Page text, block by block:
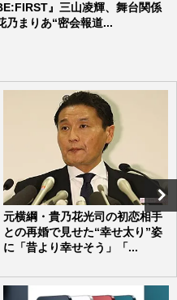
』三山凌輝、舞台関係
乃まりあ“密会報道...
元横綱・貴乃花光司の初恋相手
との再婚で見せた“幸せ太り”姿
に「昔より幸せそう」「...